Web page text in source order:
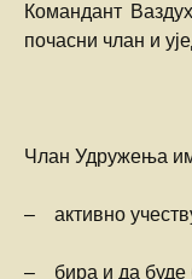
Командант
почасни члан и
Члан Удружења
– активно
– бира и да буде